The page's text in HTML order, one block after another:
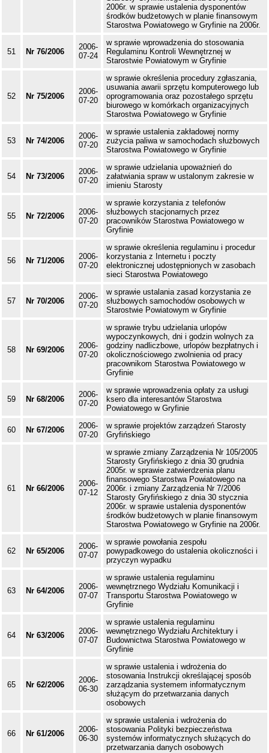
2006r. w sprawie ustalenia dysponentów
środków budżetowych w planie finansowym
Starostwa Powiatowego w Gryfinie na 2006r.
51 Nr 76/2006
2006-
07-24
w sprawie wprowadzenia do stosowania
Regulaminu Kontroli Wewnętrznej w
Starostwie Powiatowym w Gryfinie
52 Nr 75/2006
2006-
07-20
w sprawie określenia procedury zgłaszania,
usuwania awarii sprzętu komputerowego lub
oprogramowania oraz pozostałego sprzętu
biurowego w komórkach organizacyjnych
Starostwa Powiatowego w Gryfinie
53 Nr 74/2006
2006-
07-20
w sprawie ustalenia zakładowej normy
zużycia paliwa w samochodach służbowych
Starostwa Powiatowego w Gryfinie
54 Nr 73/2006
2006-
07-20
w sprawie udzielania upoważnień do
załatwiania spraw w ustalonym zakresie w
imieniu Starosty
55 Nr 72/2006
2006-
07-20
w sprawie korzystania z telefonów
służbowych stacjonarnych przez
pracowników Starostwa Powiatowego w
Gryfinie
56 Nr 71/2006
2006-
07-20
w sprawie określenia regulaminu i procedur
korzystania z Internetu i poczty
elektronicznej udostępnionych w zasobach
sieci Starostwa Powiatowego
57 Nr 70/2006
2006-
07-20
w sprawie ustalania zasad korzystania ze
służbowych samochodów osobowych w
Starostwie Powiatowym w Gryfinie
58 Nr 69/2006
2006-
07-20
w sprawie trybu udzielania urlopów
wypoczynkowych, dni i godzin wolnych za
godziny nadliczbowe, urlopów bezpłatnych i
okolicznościowego zwolnienia od pracy
pracownikom Starostwa Powiatowego w
Gryfinie
59 Nr 68/2006
2006-
07-20
w sprawie wprowadzenia opłaty za usługi
ksero dla interesantów Starostwa
Powiatowego w Gryfinie
60 Nr 67/2006
2006-
07-20
w sprawie projektów zarządzeń Starosty
Gryfińskiego
61 Nr 66/2006
2006-
07-12
w sprawie zmiany Zarządzenia Nr 105/2005
Starosty Gryfińskiego z dnia 30 grudnia
2005r. w sprawie zatwierdzenia planu
finansowego Starostwa Powiatowego na
2006r. i zmiany Zarządzenia Nr 7/2006
Starosty Gryfińskiego z dnia 30 stycznia
2006r. w sprawie ustalenia dysponentów
środków budżetowych w planie finansowym
Starostwa Powiatowego w Gryfinie na 2006r.
62 Nr 65/2006
2006-
07-07
w sprawie powołania zespołu
powypadkowego do ustalenia okoliczności i
przyczyn wypadku
63 Nr 64/2006
2006-
07-07
w sprawie ustalenia regulaminu
wewnętrznego Wydziału Komunikacji i
Transportu Starostwa Powiatowego w
Gryfinie
64 Nr 63/2006
2006-
07-07
w sprawie ustalenia regulaminu
wewnętrznego Wydziału Architektury i
Budownictwa Starostwa Powiatowego w
Gryfinie
65 Nr 62/2006
2006-
06-30
w sprawie ustalenia i wdrożenia do
stosowania Instrukcji określającej sposób
zarządzania systemem informatycznym
służącym do przetwarzania danych
osobowych
66 Nr 61/2006
2006-
06-30
w sprawie ustalenia i wdrożenia do
stosowania Polityki bezpieczeństwa
systemów informatycznych służących do
przetwarzania danych osobowych